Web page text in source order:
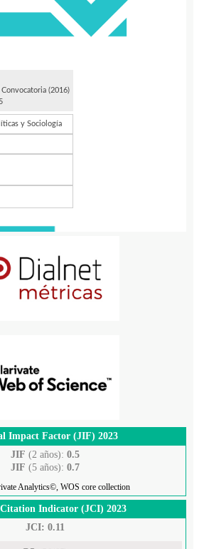
Impact Factor (JIF) 2023
JIF (2 años): 0.5
JIF (5 años): 0.7
Analytics©, WOS core collection
Indicator (JCI) 2023
JCI: 0.11